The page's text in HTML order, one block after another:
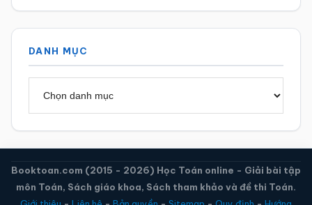
DANH MỤC
Booktoan.com (2015 - 2026) Học Toán online - Giải bài tập
môn Toán, Sách giáo khoa, Sách tham khảo và đề thi Toán.